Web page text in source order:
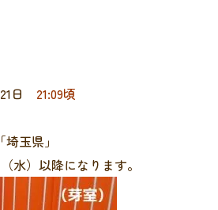
日 21:09頃
玉県」
水）以降になります。